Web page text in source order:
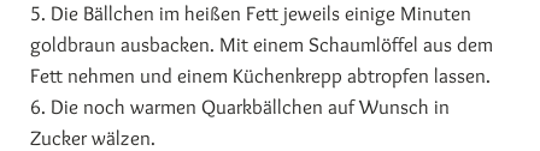
5. Die Bällchen im heißen Fett jeweils einige Minuten
goldbraun ausbacken. Mit einem Schaumlöffel aus dem
Fett nehmen und einem Küchenkrepp abtropfen lassen.
6. Die noch warmen Quarkbällchen auf Wunsch in
Zucker wälzen.